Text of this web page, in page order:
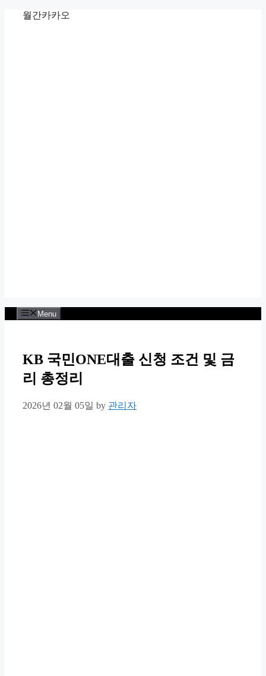
월간카카오
Menu
KB 국민ONE대출 신청 조건 및 금
리 총정리
2026년 02월 05일 by 관리자